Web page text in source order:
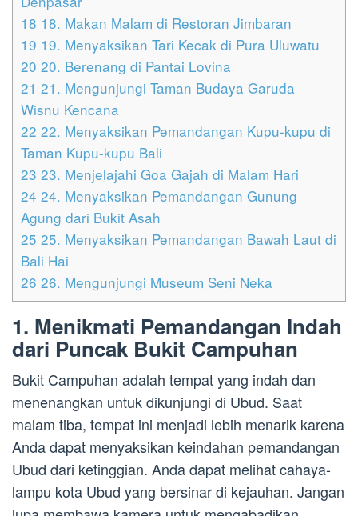
18 18. Makan Malam di Restoran Jimbaran
19 19. Menyaksikan Tari Kecak di Pura Uluwatu
20 20. Berenang di Pantai Lovina
21 21. Mengunjungi Taman Budaya Garuda
Wisnu Kencana
22 22. Menyaksikan Pemandangan Kupu-kupu di
Taman Kupu-kupu Bali
23 23. Menjelajahi Goa Gajah di Malam Hari
24 24. Menyaksikan Pemandangan Gunung
Agung dari Bukit Asah
25 25. Menyaksikan Pemandangan Bawah Laut di
Bali Hai
26 26. Mengunjungi Museum Seni Neka
1. Menikmati Pemandangan Indah
dari Puncak Bukit Campuhan
Bukit Campuhan adalah tempat yang indah dan
menenangkan untuk dikunjungi di Ubud. Saat
malam tiba, tempat ini menjadi lebih menarik karena
Anda dapat menyaksikan keindahan pemandangan
Ubud dari ketinggian. Anda dapat melihat cahaya-
lampu kota Ubud yang bersinar di kejauhan. Jangan